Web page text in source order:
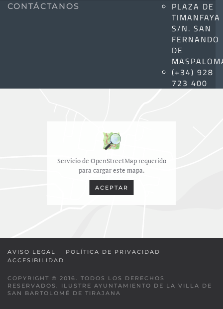
CONTÁCTANOS
PLAZA DE
TIMANFAYA
S/N. SAN
FERNANDO
DE
(+34) 928
723 400
Servicio de OpenStreetMap requerido
para cargar este mapa.
ACEPTAR
AVISO LEGAL
POLÍTICA DE PRIVACIDAD
ACCESIBILIDAD
COPYRIGHT © 2016. TODOS LOS DERECHOS
RESERVADOS. ILUSTRE AYUNTAMIENTO DE LA VILLA DE
SAN BARTOLOMÉ DE TIRAJANA